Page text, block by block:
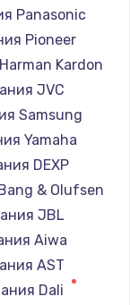
Panasonic
Pioneer
Kardon
JVC
Samsung
Yamaha
DEXP
& Olufsen
JBL
Aiwa
AST
Dali